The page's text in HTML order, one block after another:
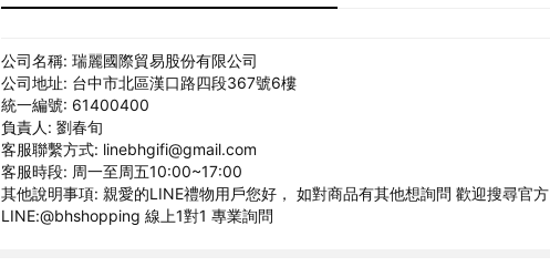
公司名稱: 瑞麗國際貿易股份有限公司
公司地址: 台中市北區漢口路四段367號6樓
統一編號: 61400400
負責人: 劉春旬
客服聯繫方式: linebhgifi@gmail.com
客服時段: 周一至周五10:00~17:00
其他說明事項: 親愛的LINE禮物用戶您好， 如對商品有其他想詢問 歡迎搜尋官方
LINE:@bhshopping 線上1對1 專業詢問